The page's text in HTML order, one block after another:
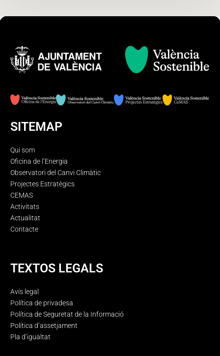
SITEMAP
Qui som
Oficina de l’Energia
Observatori del Canvi Climàtic
Projectes Estratègics
CEMAS
Activitats
Actualitat
Contacte
TEXTOS LEGALS
Avís legal
Política de privadesa
Política de Seguretat de la Informació
Política d’assetjament
Pla d’igualtat